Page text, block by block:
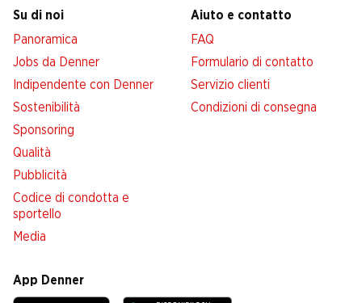
Su di noi
Panoramica
Jobs da Denner
Indipendente con Denner
Sostenibilità
Sponsoring
Qualità
Pubblicità
Codice di condotta e
sportello
Media
Aiuto e contatto
FAQ
Formulario di contatto
Servizio clienti
Condizioni di consegna
App Denner